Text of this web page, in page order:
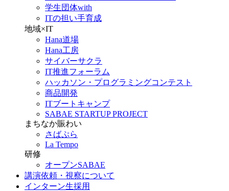
学生団体with
ITの担い手育成
地域×IT
Hana道場
Hana工房
サイバーサクラ
IT推進フォーラム
ハッカソン・プログラミングコンテスト
商品開発
ITブートキャンプ
SABAE STARTUP PROJECT
まちなか賑わい
さばぷら
La Tempo
研修
オープンSABAE
講演依頼・視察について
インターン生採用